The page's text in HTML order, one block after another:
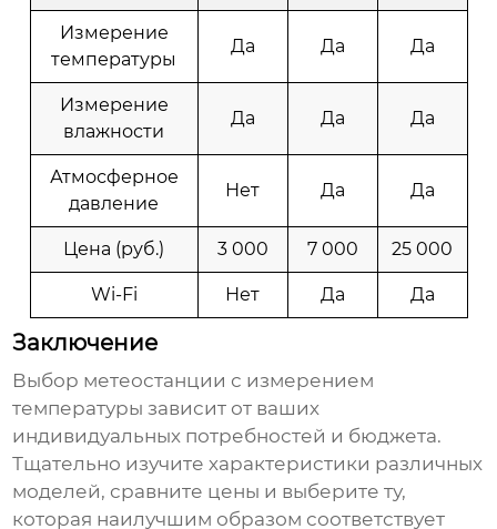
Измерение
температуры
Да Да Да
Измерение
влажности
Да Да Да
Атмосферное
давление
Нет Да Да
Цена (руб.) 3 000 7 000 25 000
Wi-Fi Нет Да Да
Заключение
Выбор метеостанции с измерением
температуры зависит от ваших
индивидуальных потребностей и бюджета.
Тщательно изучите характеристики различных
моделей, сравните цены и выберите ту,
которая наилучшим образом соответствует